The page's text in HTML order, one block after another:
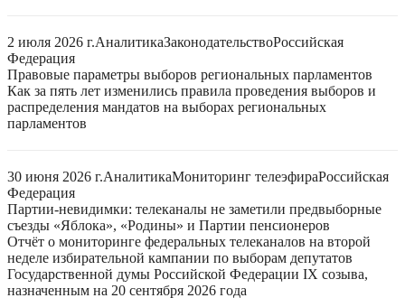
2 июля 2026 г.АналитикаЗаконодательствоРоссийская
Федерация
Правовые параметры выборов региональных парламентов
Как за пять лет изменились правила проведения выборов и
распределения мандатов на выборах региональных
парламентов
30 июня 2026 г.АналитикаМониторинг телеэфираРоссийская
Федерация
Партии-невидимки: телеканалы не заметили предвыборные
съезды «Яблока», «Родины» и Партии пенсионеров
Отчёт о мониторинге федеральных телеканалов на второй
неделе избирательной кампании по выборам депутатов
Государственной думы Российской Федерации IX созыва,
назначенным на 20 сентября 2026 года